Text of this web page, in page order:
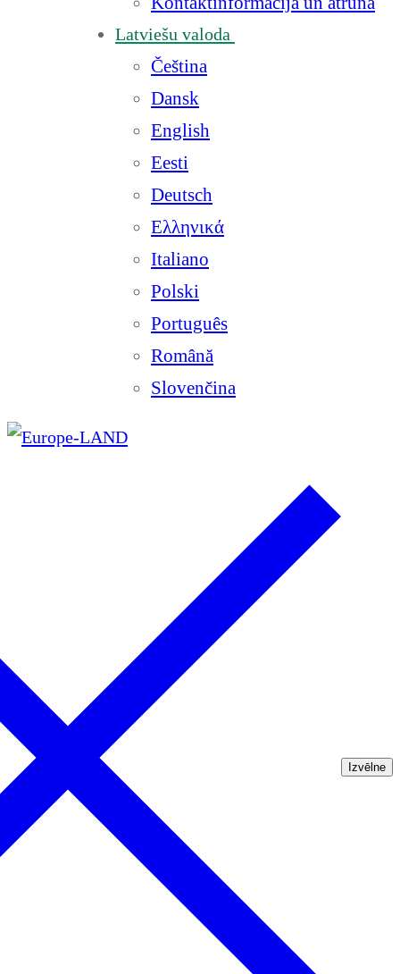
Latviešu valoda
Čeština
Dansk
English
Eesti
Deutsch
Ελληνικά
Italiano
Polski
Português
Română
Slovenčina
Izvēlne